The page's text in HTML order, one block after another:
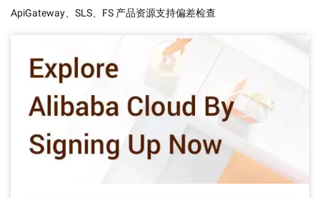
ApiGateway、SLS、FS 产品资源支持偏差检查